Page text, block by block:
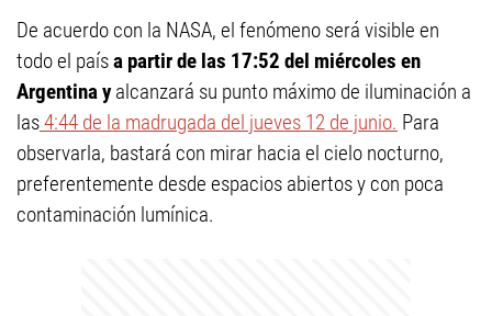
De acuerdo con la NASA, el fenómeno será visible en
todo el paísa partir de las 17:52 del miércoles en
Argentina yalcanzará su punto máximo de iluminación a
las4:44 de la madrugada del jueves 12 de junio. Para
observarla, bastará con mirar hacia el cielo nocturno,
preferentemente desde espacios abiertos y con poca
contaminación lumínica.